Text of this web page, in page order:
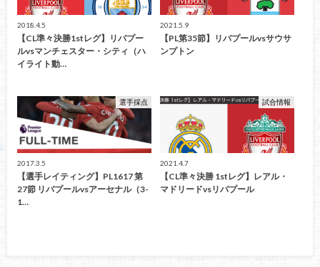
2018.4.5
【CL準々決勝1stレグ】リバプー
ルvsマンチェスター・シティ（ハ
イライト動…
2021.5.9
【PL第35節】リバプールvsサウサ
ンプトン
選手採点
2017.3.5
【選手レイティング】PL1617 第
27節 リバプールvsアーセナル（3-
1…
試合情報
2021.4.7
【CL準々決勝 1stレグ】レアル・
マドリードvsリバプール